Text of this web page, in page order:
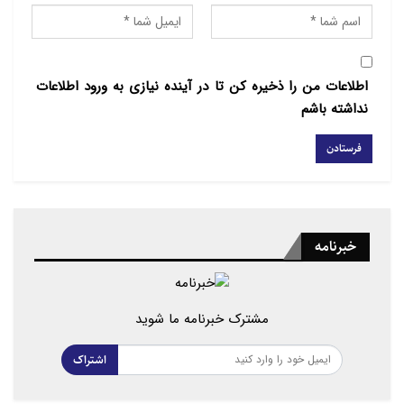
اطلاعات من را ذخیره کن تا در آینده نیازی به ورود اطلاعات
نداشته باشم
خبرنامه
مشترک خبرنامه ما شوید
اشتراک